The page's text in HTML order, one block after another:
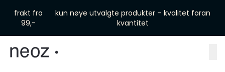
frakt fra
99,-
kun nøye utvalgte produkter – kvalitet foran
kvantitet